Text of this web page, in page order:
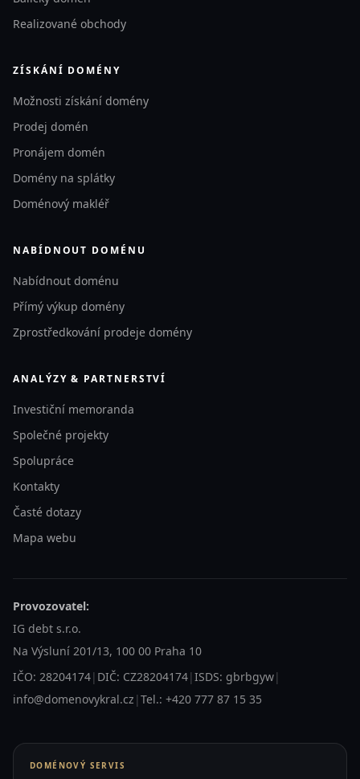
Realizované obchody
ZÍSKÁNÍ DOMÉNY
Možnosti získání domény
Prodej domén
Pronájem domén
Domény na splátky
Doménový makléř
NABÍDNOUT DOMÉNU
Nabídnout doménu
Přímý výkup domény
Zprostředkování prodeje domény
ANALÝZY & PARTNERSTVÍ
Investiční memoranda
Společné projekty
Spolupráce
Kontakty
Časté dotazy
Mapa webu
Provozovatel:
IG debt s.r.o.
Na Výsluní 201/13, 100 00 Praha 10
IČO: 28204174| DIČ: CZ28204174| ISDS: gbrbgyw|
info@domenovykral.cz | Tel.: +420 777 87 15 35
DOMÉNOVÝ SERVIS